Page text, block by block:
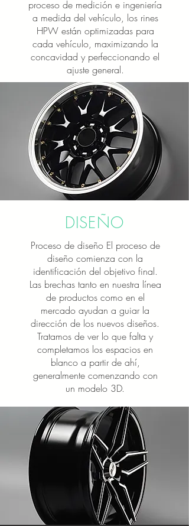
proceso de medición e ingeniería
a medida del vehículo, los rines
HPW están optimizadas para
cada vehículo, maximizando la
concavidad y perfeccionando el
ajuste general.
DISEÑO
Proceso de diseño El proceso de
diseño comienza con la
identificación del objetivo final.
Las brechas tanto en nuestra línea
de productos como en el
mercado ayudan a guiar la
dirección de los nuevos diseños.
Tratamos de ver lo que falta y
completamos los espacios en
blanco a partir de ahí,
generalmente comenzando con
un modelo 3D.